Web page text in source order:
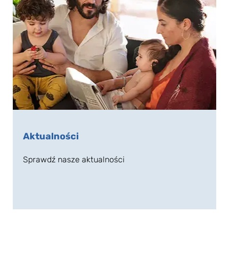
Aktualności
Sprawdź nasze aktualności